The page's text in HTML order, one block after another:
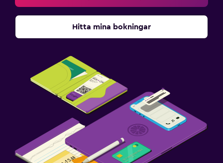
Hitta mina bokningar